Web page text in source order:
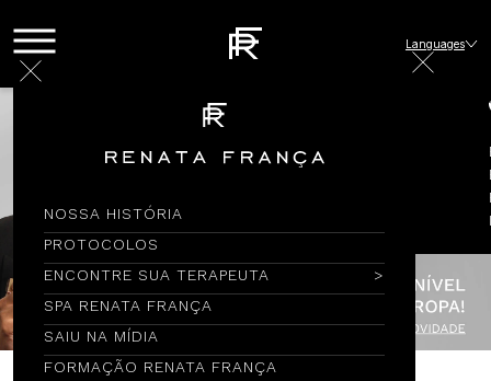
NOSSA HISTÓRIA
PROTOCOLOS
ENCONTRE SUA TERAPEUTA
SPA RENATA FRANÇA
SAIU NA MÍDIA
FORMAÇÃO RENATA FRANÇA
Languages